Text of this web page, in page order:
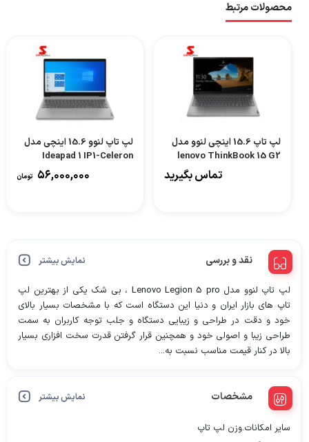
محصولات مرتبط
لپ تاپ 15.6 اینچی لنوو مدل
lenovo ThinkBook 15 G2
تماس بگیرید
لپ تاپ لنوو 15.6 اینچی مدل
Ideapad 1 IP1-Celeron
N4500 8GB 256GB SSD
56,000,000 تومان
نقد و بررسی نمایش بیشتر
لپ تاپ لنوو مدل Lenovo Legion 5 pro ، بی شک یکی از بهترین لپ
تاپ های بازار ایران و دنیا این دستگاه است که با مشخصات بسیار بالای
خود و دقت در طراحی و زیبایی دستگاه و جلب توجه کاربران به سمت
طراحی زیبا و اصولی خود و همچنین قرار گرفتن قدرت سخت افزاری بسیار
بالا در کنار قیمت مناسب نسبت به...
مشخصات نمایش بیشتر
سایر امکانات.وزن لپ تاپ